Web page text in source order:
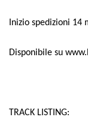
Inizio spedizioni 14
Disponibile su
TRACK LISTING: